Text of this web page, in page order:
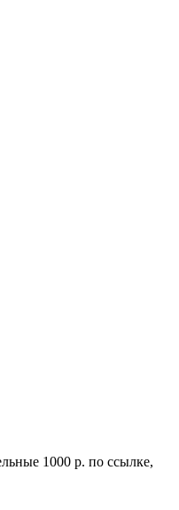
1000 р. по ссылке,